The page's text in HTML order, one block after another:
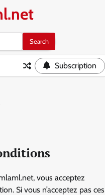
Subscription
vous acceptez
Si vous n’acceptez pas ces